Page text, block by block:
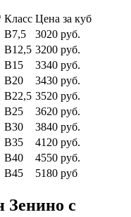
Класс Цена за куб
В7,5
3020 руб.
В12,5 3200 руб.
В15
3340 руб.
В20
3430 руб.
В22,5 3520 руб.
В25
3620 руб.
В30
3840 руб.
В35
4120 руб.
В40
4550 руб.
В45 5180 руб
Зенино с